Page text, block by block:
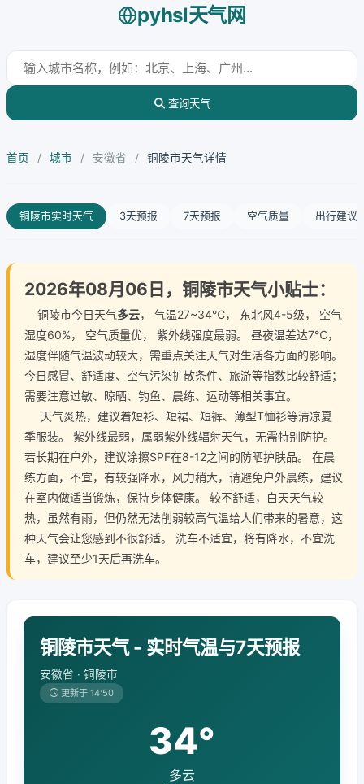
pyhsl天气网
查询天气
首页 / 城市 / 安徽省 / 铜陵市天气详情
铜陵市实时天气 3天预报 7天预报 空气质量 出行建议
2026年08月06日，铜陵市天气小贴士：
铜陵市今日天气多云， 气温27~34℃， 东北风4-5级， 空气
湿度60%， 空气质量优， 紫外线强度最弱。 昼夜温差达7℃，
湿度伴随气温波动较大，需重点关注天气对生活各方面的影响。
今日感冒、舒适度、空气污染扩散条件、旅游等指数比较舒适；
需要注意过敏、晾晒、钓鱼、晨练、运动等相关事宜。
天气炎热，建议着短衫、短裙、短裤、薄型T恤衫等清凉夏
季服装。 紫外线最弱，属弱紫外线辐射天气，无需特别防护。
若长期在户外，建议涂擦SPF在8-12之间的防晒护肤品。 在晨
练方面，不宜，有较强降水，风力稍大，请避免户外晨练，建议
在室内做适当锻炼，保持身体健康。 较不舒适，白天天气较
热，虽然有雨，但仍然无法削弱较高气温给人们带来的暑意，这
种天气会让您感到不很舒适。 洗车不适宜，将有降水，不宜洗
车，建议至少1天后再洗车。
铜陵市天气 - 实时气温与7天预报
安徽省 · 铜陵市
更新于 14:50
34°
多云